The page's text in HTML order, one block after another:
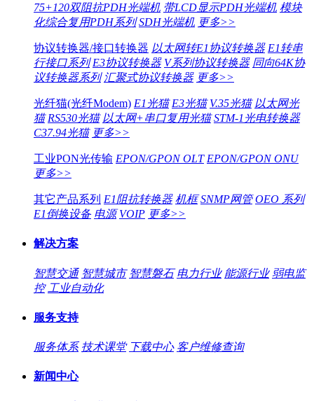
75+120双阻抗PDH光端机 带LCD显示PDH光端机 模块
化综合复用PDH系列 SDH光端机 更多>>
协议转换器/接口转换器 以太网转E1协议转换器 E1转串
行接口系列 E3协议转换器 V系列协议转换器 同向64K协
议转换器系列 汇聚式协议转换器 更多>>
光纤猫(光纤Modem) E1光猫 E3光猫 V.35光猫 以太网光
猫 RS530光猫 以太网+串口复用光猫 STM-1光电转换器
C37.94光猫 更多>>
工业PON光传输 EPON/GPON OLT EPON/GPON ONU
更多>>
其它产品系列 E1阻抗转换器 机框 SNMP网管 OEO 系列
E1倒换设备 电源 VOIP 更多>>
解决方案
智慧交通 智慧城市 智慧磐石 电力行业 能源行业 弱电监
控 工业自动化
服务支持
服务体系 技术课堂 下载中心 客户维修查询
新闻中心